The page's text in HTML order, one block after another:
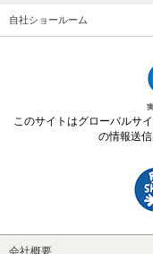
自社ショールーム
このサイトはグローバルサ
の情報送